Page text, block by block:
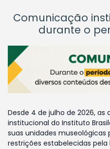
Comunicação
durante o
Desde 4 de julho de 2026,
institucional do Instituto
suas unidades museológicas
restrições estabelecidas pela